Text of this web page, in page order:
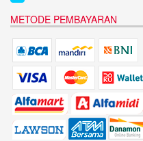
METODE PEMBAYARAN